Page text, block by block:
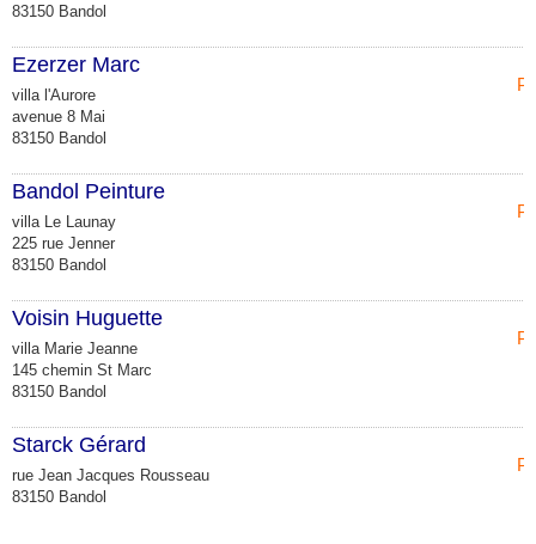
83150 Bandol
Ezerzer Marc
villa l'Aurore
avenue 8 Mai
83150 Bandol
Bandol Peinture
villa Le Launay
225 rue Jenner
83150 Bandol
Voisin Huguette
villa Marie Jeanne
145 chemin St Marc
83150 Bandol
Starck Gérard
rue Jean Jacques Rousseau
83150 Bandol